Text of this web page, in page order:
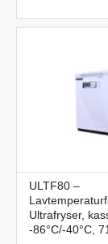
ULTF80 –
Ultrafryser,
-86°C/-40°C,